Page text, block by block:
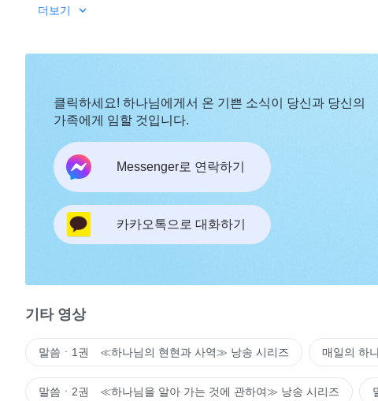
네가 체험하면서 하나님 말씀에서 어떤 연단을 받든, 결국
전케 하는 사역을 할 때 사람은 그것을 볼 수도 만질 수도 없는
로 볼 수 없는 일에서 사람의 믿음이 필요하고, 네가 관념을 내
에 대해 알지 못할 때 너의 믿음이 필요하다. 너는 이러한 입장
님은 그에게 나타나 말씀했다. 다시 말해, 네가 믿음 가운데 있
면 하나님은 너를 온전케 한다.
―＜말씀ㆍ1권 하나님의 현현과
더보기
클릭하세요! 하나님에게서 온 기쁜 소식이 당신과 당신의
가족에게 임할 것입니다.
Messenger로 연락하기
카카오톡으로 대화하기
기타 영상
말씀ㆍ1권 ≪하나님의 현현과 사역≫ 낭송 시리즈 매일의 하
말씀ㆍ2권 ≪하나님을 알아 가는 것에 관하여≫ 낭송 시리즈